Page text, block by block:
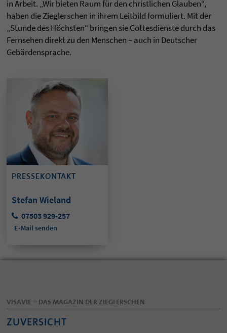
in Arbeit. „Wir bieten Raum für den christlichen Glauben“,
haben die Zieglerschen in ihrem Leitbild formuliert. Mit der
„Stunde des Höchsten“ bringen sie Gottesdienste durch das
Fernsehen direkt zu den Menschen – auch in Deutscher
Gebärdensprache.
PRESSEKONTAKT
Stefan Wieland
07503 929-257
E-Mail senden
VISAVIE – DAS MAGAZIN DER ZIEGLERSCHEN
ZUVERSICHT